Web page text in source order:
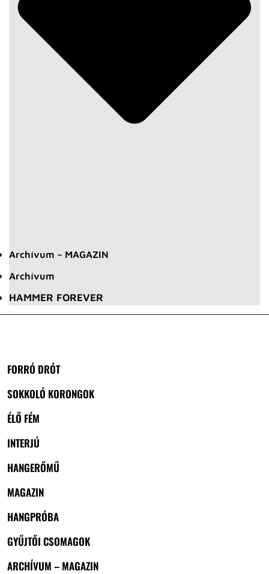
Archívum – MAGAZIN
Archívum
HAMMER FOREVER
FORRÓ DRÓT
SOKKOLÓ KORONGOK
ÉLŐ FÉM
INTERJÚ
HANGERŐMŰ
MAGAZIN
HANGPRÓBA
GYŰJTŐI CSOMAGOK
ARCHÍVUM – MAGAZIN